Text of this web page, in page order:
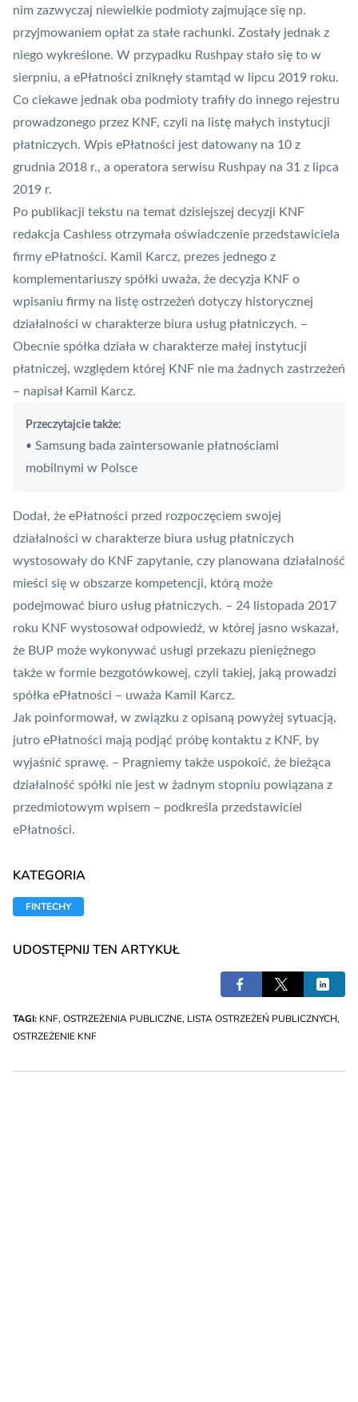
nim zazwyczaj niewielkie podmioty zajmujące się np.
przyjmowaniem opłat za stałe rachunki. Zostały jednak z
niego wykreślone. W przypadku Rushpay stało się to w
sierpniu, a ePłatności zniknęły stamtąd w lipcu 2019 roku.
Co ciekawe jednak oba podmioty trafiły do innego rejestru
prowadzonego przez KNF, czyli na listę małych instytucji
płatniczych. Wpis ePłatności jest datowany na 10 z
grudnia 2018 r., a operatora serwisu Rushpay na 31 z lipca
2019 r.
Po publikacji tekstu na temat dzisiejszej decyzji KNF
redakcja Cashless otrzymała oświadczenie przedstawiciela
firmy ePłatności. Kamil Karcz, prezes jednego z
komplementariuszy spółki uważa, że decyzja KNF o
wpisaniu firmy na listę ostrzeżeń dotyczy historycznej
działalności w charakterze biura usług płatniczych. –
Obecnie spółka działa w charakterze małej instytucji
płatniczej, względem której KNF nie ma żadnych zastrzeżeń
– napisał Kamil Karcz.
Przeczytajcie także:
• Samsung bada zaintersowanie płatnościami
mobilnymi w Polsce
Dodał, że ePłatności przed rozpoczęciem swojej
działalności w charakterze biura usług płatniczych
wystosowały do KNF zapytanie, czy planowana działalność
mieści się w obszarze kompetencji, którą może
podejmować biuro usług płatniczych. – 24 listopada 2017
roku KNF wystosował odpowiedź, w której jasno wskazał,
że BUP może wykonywać usługi przekazu pieniężnego
także w formie bezgotówkowej, czyli takiej, jaką prowadzi
spółka ePłatności – uważa Kamil Karcz.
Jak poinformował, w związku z opisaną powyżej sytuacją,
jutro ePłatności mają podjąć próbę kontaktu z KNF, by
wyjaśnić sprawę. – Pragniemy także uspokoić, że bieżąca
działalność spółki nie jest w żadnym stopniu powiązana z
przedmiotowym wpisem – podkreśla przedstawiciel
ePłatności.
KATEGORIA
FINTECHY
UDOSTĘPNIJ TEN ARTYKUŁ
TAGI: KNF, OSTRZEŻENIA PUBLICZNE, LISTA OSTRZEŻEŃ PUBLICZNYCH,
OSTRZEŻENIE KNF